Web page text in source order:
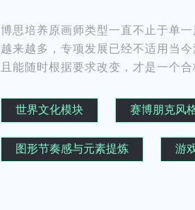
博思培养原画师类型一直不止于单
越来越多，专项发展已经不适用当
且能随时根据要求改变，才是一个
世界文化模块 赛博朋克风
图形节奏感与元素提炼 游